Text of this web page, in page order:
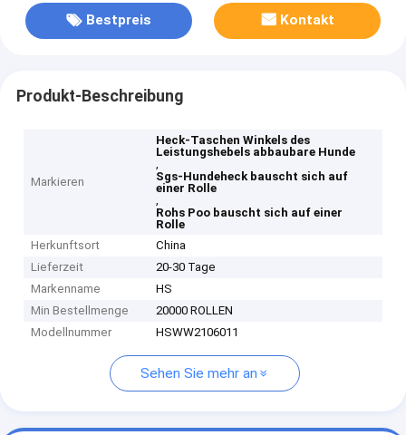
Bestpreis Kontakt
Produkt-Beschreibung
Markieren
Heck-Taschen Winkels des
Leistungshebels abbaubare Hunde
,
Sgs-Hundeheck bauscht sich auf
einer Rolle
,
Rohs Poo bauscht sich auf einer
Rolle
Herkunftsort
China
Lieferzeit
20-30 Tage
Markenname
HS
Min Bestellmenge
20000 ROLLEN
Modellnummer
HSWW2106011
Sehen Sie mehr an